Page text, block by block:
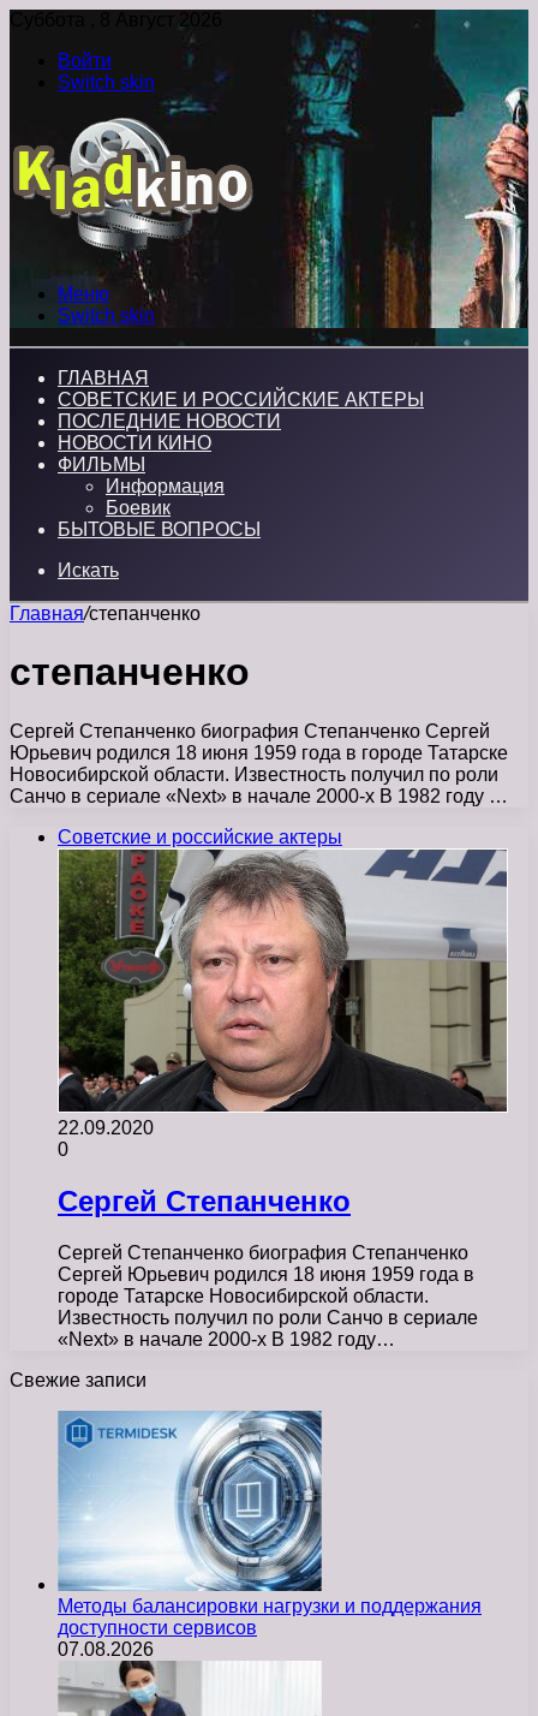
Суббота , 8 Август 2026
Войти
Switch skin
Меню
Switch skin
ГЛАВНАЯ
СОВЕТСКИЕ И РОССИЙСКИЕ АКТЕРЫ
ПОСЛЕДНИЕ НОВОСТИ
НОВОСТИ КИНО
ФИЛЬМЫ
Информация
Боевик
БЫТОВЫЕ ВОПРОСЫ
Искать
Главная/степанченко
степанченко
Сергей Степанченко биография Степанченко Сергей
Юрьевич родился 18 июня 1959 года в городе Татарске
Новосибирской области. Известность получил по роли
Санчо в сериале «Next» в начале 2000-х В 1982 году …
Советские и российские актеры
22.09.2020
0
Сергей Степанченко
Сергей Степанченко биография Степанченко
Сергей Юрьевич родился 18 июня 1959 года в
городе Татарске Новосибирской области.
Известность получил по роли Санчо в сериале
«Next» в начале 2000-х В 1982 году…
Свежие записи
Методы балансировки нагрузки и поддержания
доступности сервисов
07.08.2026